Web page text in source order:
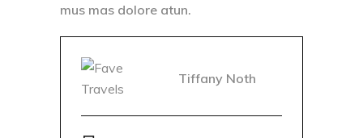
mus mas dolore atun.
Tiffany Noth